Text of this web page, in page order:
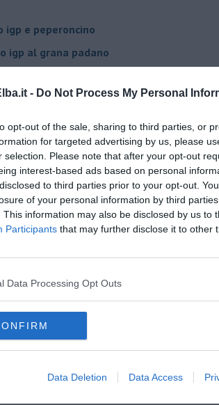
- Do Not Process My Personal
opt-out of the sale, sharing to third parties, or
for targeted advertising by us, please
selection. Please note that after your opt-out
interest-based ads based on personal
to third parties prior to your opt-out.
of your personal information by third
This information may also be disclosed by us to
Participants that may further disclose it to other
Data Processing Opt Outs
Data Deletion Data Access
igp e peperoncino
igp al grana padano
con crostacei e molluschi
al melone mantovano
al mascarpone
mantovano IGP
di cacao e timo
mantovano igp
IGP
IGP
scampi e timo
piccante
mandorle
al tabasco
Rucola, Croccante